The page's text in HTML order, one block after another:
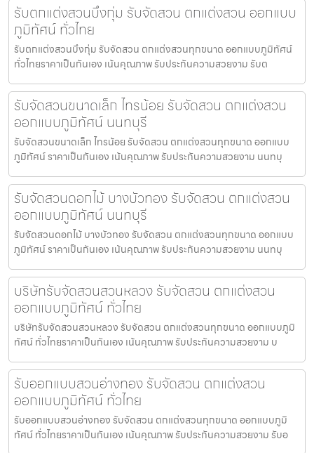
รับตกแต่งสวนบึงกุ่ม รับจัดสวน ตกแต่งสวน ออกแบบ
ภูมิทัศน์ ทั่วไทย
รับตกแต่งสวนบึงกุ่ม รับจัดสวน ตกแต่งสวนทุกขนาด ออกแบบภูมิทัศน์
ทั่วไทยราคาเป็นกันเอง เน้นคุณภาพ รับประกันความสวยงาม รับต
รับจัดสวนขนาดเล็ก ไทรน้อย รับจัดสวน ตกแต่งสวน
ออกแบบภูมิทัศน์ นนทบุรี
รับจัดสวนขนาดเล็ก ไทรน้อย รับจัดสวน ตกแต่งสวนทุกขนาด ออกแบบ
ภูมิทัศน์ ราคาเป็นกันเอง เน้นคุณภาพ รับประกันความสวยงาม นนทบุ
รับจัดสวนดอกไม้ บางบัวทอง รับจัดสวน ตกแต่งสวน
ออกแบบภูมิทัศน์ นนทบุรี
รับจัดสวนดอกไม้ บางบัวทอง รับจัดสวน ตกแต่งสวนทุกขนาด ออกแบบ
ภูมิทัศน์ ราคาเป็นกันเอง เน้นคุณภาพ รับประกันความสวยงาม นนทบุ
บริษัทรับจัดสวนสวนหลวง รับจัดสวน ตกแต่งสวน
ออกแบบภูมิทัศน์ ทั่วไทย
บริษัทรับจัดสวนสวนหลวง รับจัดสวน ตกแต่งสวนทุกขนาด ออกแบบภูมิ
ทัศน์ ทั่วไทยราคาเป็นกันเอง เน้นคุณภาพ รับประกันความสวยงาม บ
รับออกแบบสวนอ่างทอง รับจัดสวน ตกแต่งสวน
ออกแบบภูมิทัศน์ ทั่วไทย
รับออกแบบสวนอ่างทอง รับจัดสวน ตกแต่งสวนทุกขนาด ออกแบบภูมิ
ทัศน์ ทั่วไทยราคาเป็นกันเอง เน้นคุณภาพ รับประกันความสวยงาม รับอ